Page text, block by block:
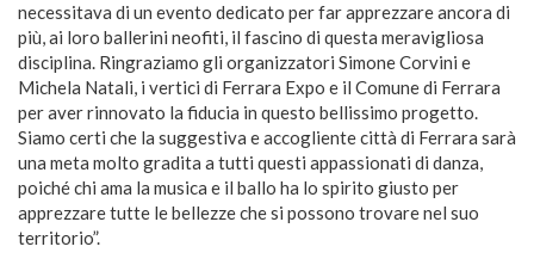
necessitava di un evento dedicato per far apprezzare ancora di
più, ai loro ballerini neofiti, il fascino di questa meravigliosa
disciplina. Ringraziamo gli organizzatori Simone Corvini e
Michela Natali, i vertici di Ferrara Expo e il Comune di Ferrara
per aver rinnovato la fiducia in questo bellissimo progetto.
Siamo certi che la suggestiva e accogliente città di Ferrara sarà
una meta molto gradita a tutti questi appassionati di danza,
poiché chi ama la musica e il ballo ha lo spirito giusto per
apprezzare tutte le bellezze che si possono trovare nel suo
territorio”.